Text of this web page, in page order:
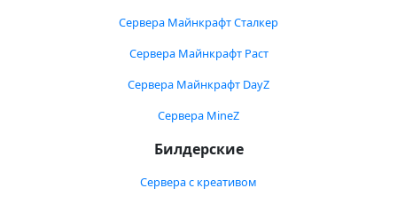
Сервера Майнкрафт Сталкер
Сервера Майнкрафт Раст
Сервера Майнкрафт DayZ
Сервера MineZ
Билдерские
Сервера с креативом